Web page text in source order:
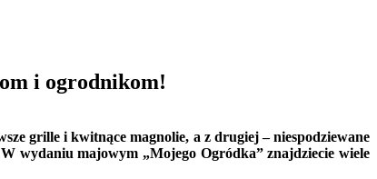
i ogrodnikom!
grille i kwitnące magnolie, a z drugiej – niespodziewane
wydaniu majowym „Mojego Ogródka” znajdziecie wiele